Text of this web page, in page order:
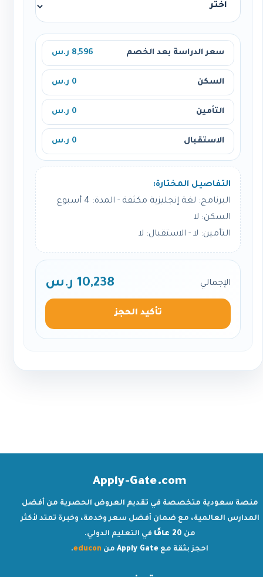
سعر الدراسة بعد الخصم 8,596 ر.س
السكن 0 ر.س
التأمين 0 ر.س
الاستقبال 0 ر.س
التفاصيل المختارة:
البرنامج: لغة إنجليزية مكثفة - المدة: 4 أسبوع
السكن: لا
التأمين: لا - الاستقبال: لا
الإجمالي 10,238 ر.س
تأكيد الحجز
Apply-Gate.com
منصة سعودية متخصصة في تقديم العروض الحصرية من أفضل
المدارس العالمية، مع ضمان أفضل سعر وخدمة، وخبرة تمتد لأكثر
من 20 عامًا
في التعليم الدولي.
احجز بثقة مع Apply Gate من educon
.